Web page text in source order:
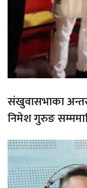
संखुवासभाका
निमेश गुरुङ